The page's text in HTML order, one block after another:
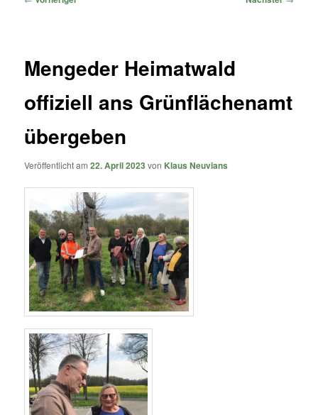
Mengeder Heimatwald
offiziell ans Grünflächenamt
übergeben
Veröffentlicht am22. April 2023 von Klaus Neuvians